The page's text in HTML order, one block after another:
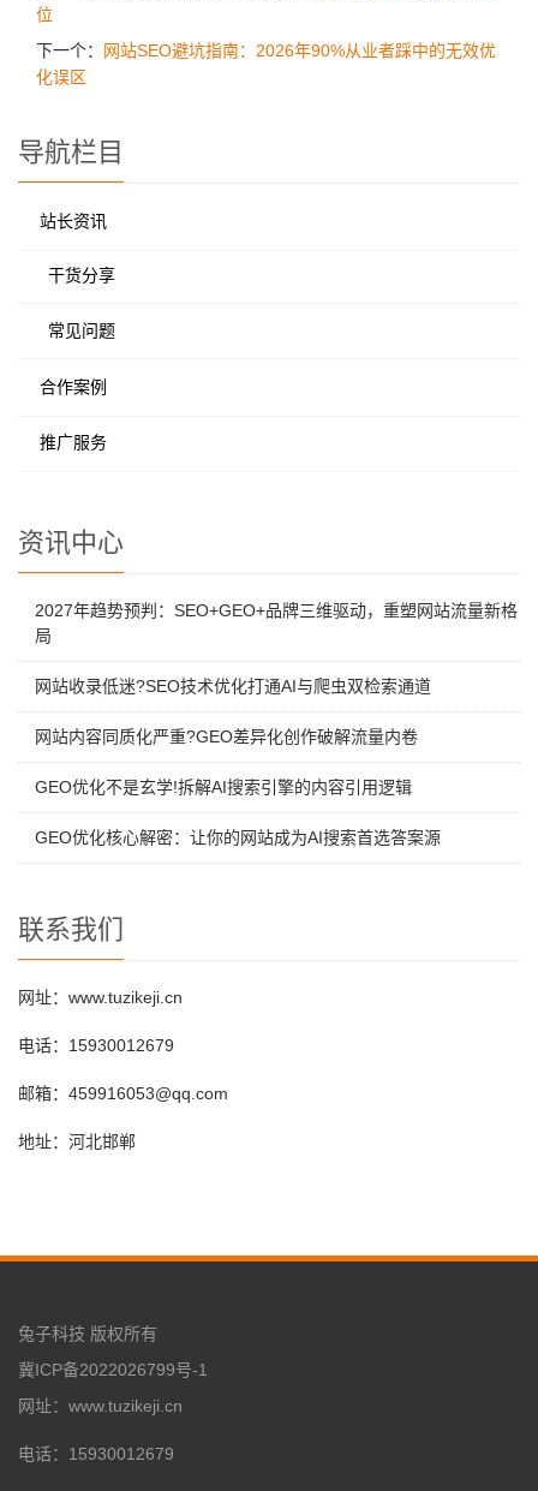
位
下一个：
网站SEO避坑指南：2026年90%从业者踩中的无效优
化误区
导航栏目
站长资讯
干货分享
常见问题
合作案例
推广服务
资讯中心
2027年趋势预判：SEO+GEO+品牌三维驱动，重塑网站流量新格
局
网站收录低迷?SEO技术优化打通AI与爬虫双检索通道
网站内容同质化严重?GEO差异化创作破解流量内卷
GEO优化不是玄学!拆解AI搜索引擎的内容引用逻辑
GEO优化核心解密：让你的网站成为AI搜索首选答案源
联系我们
网址：www.tuzikeji.cn
电话：15930012679
邮箱：459916053@qq.com
地址：河北邯郸
兔子科技 版权所有
冀ICP备2022026799号-1
网址：www.tuzikeji.cn
电话：15930012679